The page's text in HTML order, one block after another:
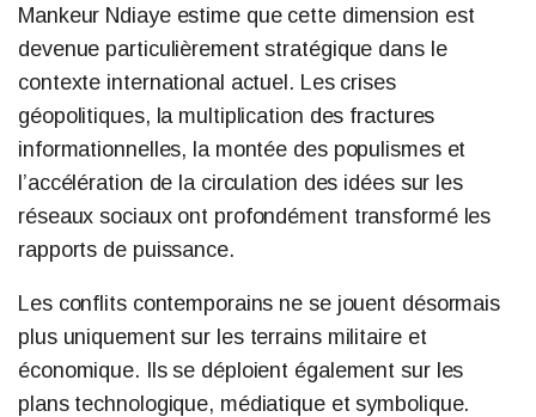
Mankeur Ndiaye estime que cette dimension est
devenue particulièrement stratégique dans le
contexte international actuel. Les crises
géopolitiques, la multiplication des fractures
informationnelles, la montée des populismes et
l’accélération de la circulation des idées sur les
réseaux sociaux ont profondément transformé les
rapports de puissance.
Les conflits contemporains ne se jouent désormais
plus uniquement sur les terrains militaire et
économique. Ils se déploient également sur les
plans technologique, médiatique et symbolique.